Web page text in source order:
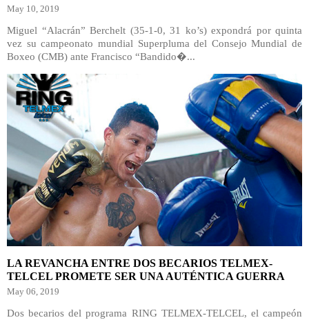
May 10, 2019
Miguel “Alacrán” Berchelt (35-1-0, 31 ko’s) expondrá por quinta
vez su campeonato mundial Superpluma del Consejo Mundial de
Boxeo (CMB) ante Francisco “Bandido�...
LA REVANCHA ENTRE DOS BECARIOS TELMEX-
TELCEL PROMETE SER UNA AUTÉNTICA GUERRA
May 06, 2019
Dos becarios del programa RING TELMEX-TELCEL, el campeón